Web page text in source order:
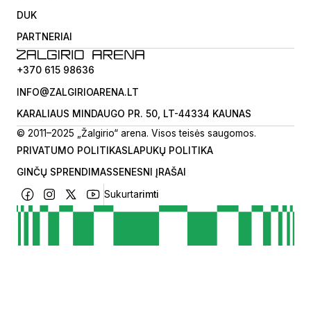
DUK
PARTNERIAI
+370 615 98636
INFO@ZALGIRIOARENA.LT
KARALIAUS MINDAUGO PR. 50, LT-44334 KAUNAS
© 2011–2025 „Žalgirio“ arena. Visos teisės saugomos.
PRIVATUMO POLITIKASLAPUKŲ POLITIKA
GINČŲ SPRENDIMASSENESNI ĮRAŠAI
Sukurtarimti